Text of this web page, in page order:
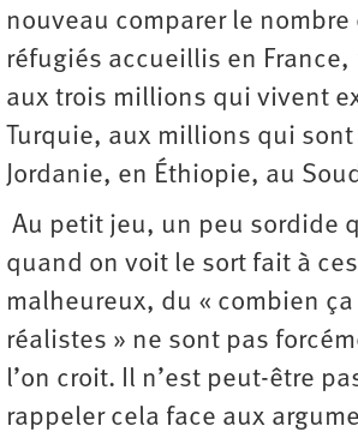
nouveau comparer le nombre
réfugiés accueillis en France,
aux trois millions qui vivent
Turquie, aux millions qui
Jordanie, en Éthiopie, au
Au petit jeu, un peu sordide
quand on voit le sort fait à
malheureux, du « combien
réalistes » ne sont pas
l’on croit. Il n’est peut-être
rappeler cela face aux